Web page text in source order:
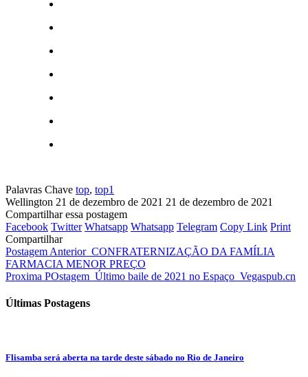
Palavras Chave top, top1
Wellington 21 de dezembro de 2021 21 de dezembro de 2021
Compartilhar essa postagem
Facebook Twitter Whatsapp Whatsapp Telegram Copy Link Print
Compartilhar
Postagem Anterior CONFRATERNIZAÇÃO DA FAMÍLIA
FARMACIA MENOR PREÇO
Proxima POstagem Último baile de 2021 no Espaço Vegaspub.cn
Últimas Postagens
Flisamba será aberta na tarde deste sábado no Rio de Janeiro